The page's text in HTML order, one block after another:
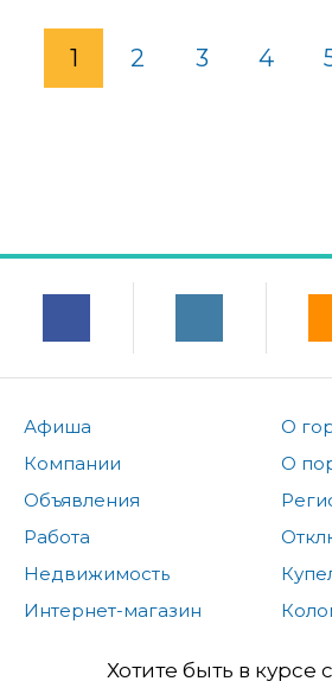
1 2 3 4
Афиша
Компании
Объявления
Работа
Недвижимость
Интернет-магазин
О
О
Хотите быть в курсе